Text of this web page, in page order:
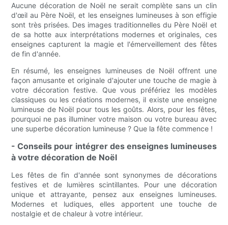
Aucune décoration de Noël ne serait complète sans un clin
d'œil au Père Noël, et les enseignes lumineuses à son effigie
sont très prisées. Des images traditionnelles du Père Noël et
de sa hotte aux interprétations modernes et originales, ces
enseignes capturent la magie et l'émerveillement des fêtes
de fin d'année.
En résumé, les enseignes lumineuses de Noël offrent une
façon amusante et originale d'ajouter une touche de magie à
votre décoration festive. Que vous préfériez les modèles
classiques ou les créations modernes, il existe une enseigne
lumineuse de Noël pour tous les goûts. Alors, pour les fêtes,
pourquoi ne pas illuminer votre maison ou votre bureau avec
une superbe décoration lumineuse ? Que la fête commence !
- Conseils pour intégrer des enseignes lumineuses
à votre décoration de Noël
Les fêtes de fin d'année sont synonymes de décorations
festives et de lumières scintillantes. Pour une décoration
unique et attrayante, pensez aux enseignes lumineuses.
Modernes et ludiques, elles apportent une touche de
nostalgie et de chaleur à votre intérieur.